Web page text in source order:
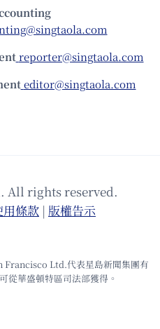
reporter@singtaola.com
editor@singtaola.com
All rights reserved.
⽤條款 | 版權告⽰
Francisco Ltd.代表星島新聞集團有
從華盛頓特區司法部獲得。